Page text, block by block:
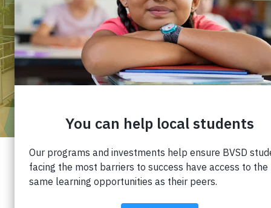
NUESTRO COMPROMISO
CON EL APRENDIZAJE Y
LAS NECESIDADES DE LOS
ESTUDIANTES DURANTE EL
AÑO ESCOLAR 2021-22
Publicado: 13 de octubre de 2021 |
Cuota: